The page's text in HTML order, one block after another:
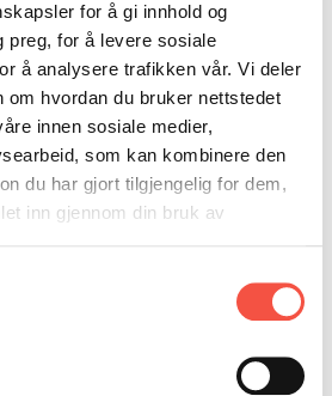
for å gi innhold og
preg, for å levere sosiale
å analysere trafikken vår. Vi deler
om hvordan du bruker nettstedet
innen sosiale medier,
som kan kombinere den
du har gjort tilgjengelig for dem,
inn gjennom din bruk av
Svalbard 1941, samt stoff
Fangstliv.